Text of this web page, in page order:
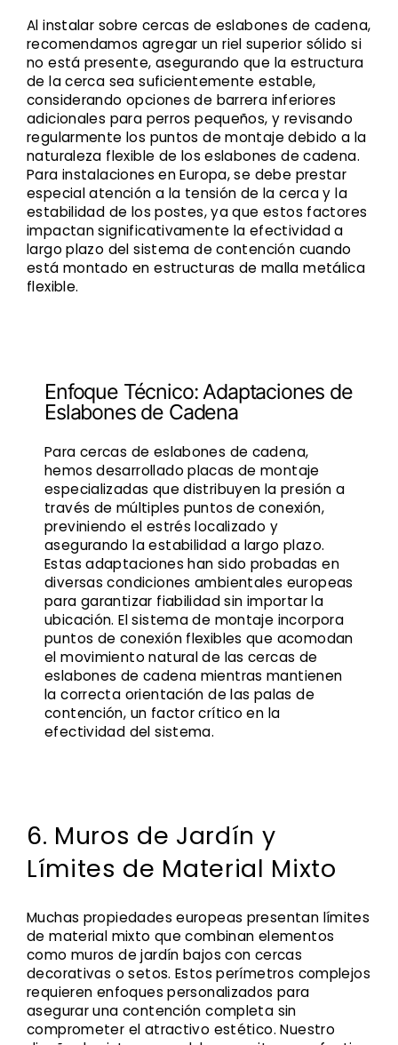
Al instalar sobre cercas de eslabones de cadena,
recomendamos agregar un riel superior sólido si
no está presente, asegurando que la estructura
de la cerca sea suficientemente estable,
considerando opciones de barrera inferiores
adicionales para perros pequeños, y revisando
regularmente los puntos de montaje debido a la
naturaleza flexible de los eslabones de cadena.
Para instalaciones en Europa, se debe prestar
especial atención a la tensión de la cerca y la
estabilidad de los postes, ya que estos factores
impactan significativamente la efectividad a
largo plazo del sistema de contención cuando
está montado en estructuras de malla metálica
flexible.
Enfoque Técnico: Adaptaciones de
Eslabones de Cadena
Para cercas de eslabones de cadena,
hemos desarrollado placas de montaje
especializadas que distribuyen la presión a
través de múltiples puntos de conexión,
previniendo el estrés localizado y
asegurando la estabilidad a largo plazo.
Estas adaptaciones han sido probadas en
diversas condiciones ambientales europeas
para garantizar fiabilidad sin importar la
ubicación. El sistema de montaje incorpora
puntos de conexión flexibles que acomodan
el movimiento natural de las cercas de
eslabones de cadena mientras mantienen
la correcta orientación de las palas de
contención, un factor crítico en la
efectividad del sistema.
6. Muros de Jardín y
Límites de Material Mixto
Muchas propiedades europeas presentan límites
de material mixto que combinan elementos
como muros de jardín bajos con cercas
decorativas o setos. Estos perímetros complejos
requieren enfoques personalizados para
asegurar una contención completa sin
comprometer el atractivo estético. Nuestro